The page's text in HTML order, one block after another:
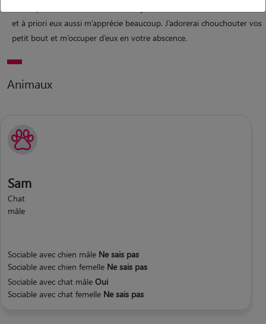
et à priori eux aussi m’apprécie beaucoup. J’adorerai chouchouter vos
petit bout et m’occuper d’eux en votre abscence.
Animaux
Sam
Chat
mâle
Sociable avec chien mâle Ne sais pas
Sociable avec chien femelle Ne sais pas
Sociable avec chat mâle Oui
Sociable avec chat femelle Ne sais pas